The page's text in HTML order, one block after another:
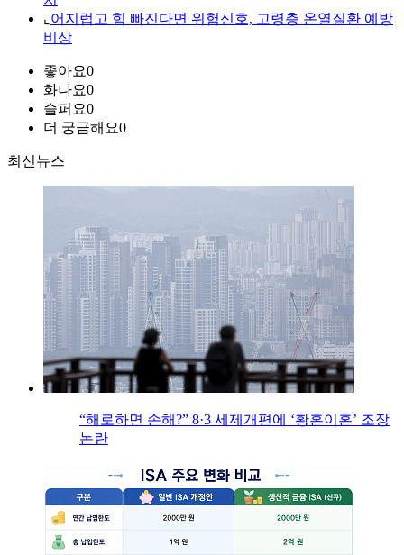
⌞ 어지럽고 힘 빠진다면 위험신호, 고령층 온열질환 예방
비상
좋아요0
화나요0
슬퍼요0
더 궁금해요0
최신뉴스
“해로하면 손해?” 8·3 세제개편에 ‘황혼이혼’ 조장
논란